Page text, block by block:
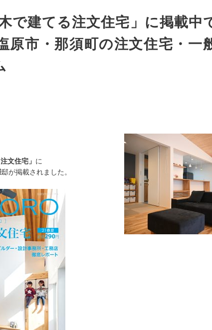
で建てる注文住宅」に掲載
原市・那須町の注文住宅・一
文住宅」 に
邸が掲載されました。